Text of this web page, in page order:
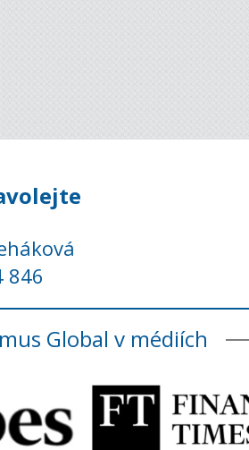
846
Global v médiích